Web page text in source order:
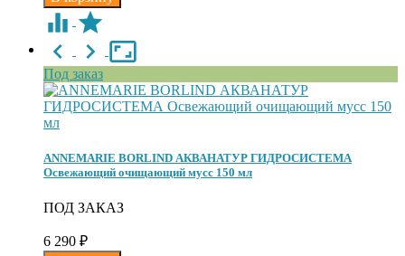
Под заказ
ANNEMARIE BORLIND АКВАНАТУР ГИДРОСИСТЕМА
Освежающий очищающий мусс 150 мл
ПОД ЗАКАЗ
6 290 ₽